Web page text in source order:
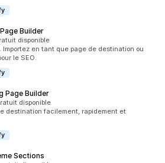
Builder
disponible
Importez en tant que page de destination ou
le SEO.
Page Builder
disponible
destination facilement, rapidement et
Sections